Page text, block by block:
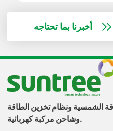
أخبرنا بما تحتاجه
الشمسية ونظام تخزين الطاقة
وشاحن مركبة كهربائية.